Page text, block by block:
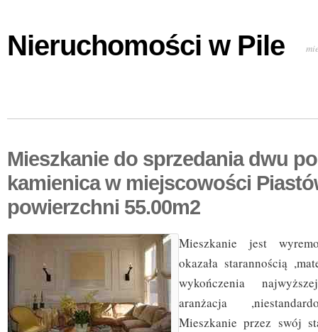
Nieruchomości w Pile
Mieszkanie do sprzedania dwu
kamienica w miejscowości
powierzchni 55.00m2
Mieszkanie jest
okazała starannością
wykończenia
aranżacja
Mieszkanie przez swój